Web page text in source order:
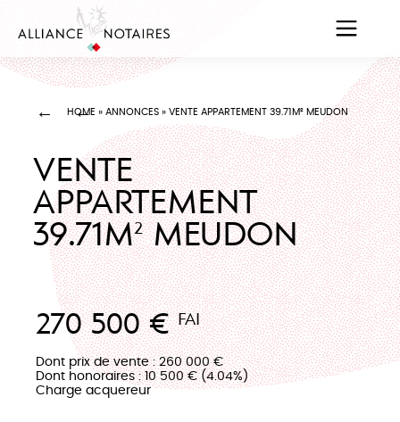
HOME » ANNONCES » VENTE APPARTEMENT 39.71M² MEUDON
VENTE
APPARTEMENT
39.71M² MEUDON
270 500 €FAI
Dont prix de vente : 260 000 €
Dont honoraires : 10 500 € (4.04%)
Charge acquereur